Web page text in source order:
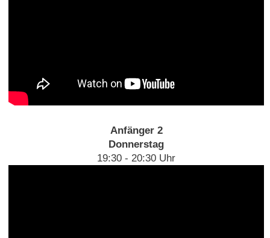
Anfänger 2
Donnerstag
19:30 - 20:30 Uhr